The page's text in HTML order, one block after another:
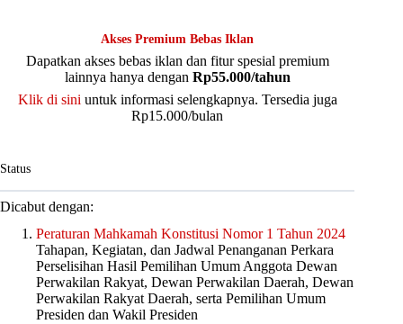
Akses Premium Bebas Iklan
Dapatkan akses bebas iklan dan fitur spesial premium
lainnya hanya dengan Rp55.000/tahun
Klik di sini untuk informasi selengkapnya. Tersedia juga
Rp15.000/bulan
Status
Dicabut dengan:
Peraturan Mahkamah Konstitusi Nomor 1 Tahun 2024
Tahapan, Kegiatan, dan Jadwal Penanganan Perkara
Perselisihan Hasil Pemilihan Umum Anggota Dewan
Perwakilan Rakyat, Dewan Perwakilan Daerah, Dewan
Perwakilan Rakyat Daerah, serta Pemilihan Umum
Presiden dan Wakil Presiden